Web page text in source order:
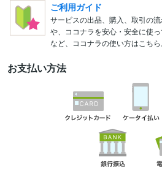
ご利用ガイド
サービスの出品、購入、取引の
や、ココナラを安心・安全に使
など、ココナラの使い方はこちら
お支払い方法